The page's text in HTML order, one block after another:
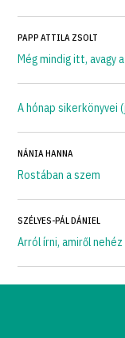
PAPP ATTILA ZSOLT
Még mindig itt, avagy
A hónap sikerkönyvei
NÁNIA HANNA
Rostában a szem
SZÉLYES-PÁL DÁNIEL
Arról írni, amiről